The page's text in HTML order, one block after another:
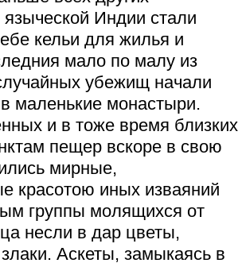
языческой Индии стали
кельи для жилья и
мало по малу из
убежищ начали
в маленькие монастыри.
и в тоже время близких
пещер вскоре в свою
мирные,
красотою иных изваяний
группы молящихся от
несли в дар цветы,
Аскеты, замыкаясь в